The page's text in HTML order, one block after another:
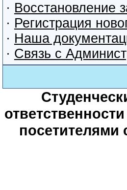
· Восстановление
· Регистрация
· Наша
· Связь с
посетителями